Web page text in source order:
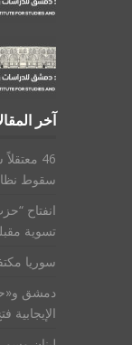
آخر
46
سقوط
انفتاح
تسوية
سوريا
دمشق
الإيجابية